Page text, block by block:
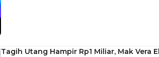
Tagih Utang Hampir Rp1 Miliar, Mak Vera